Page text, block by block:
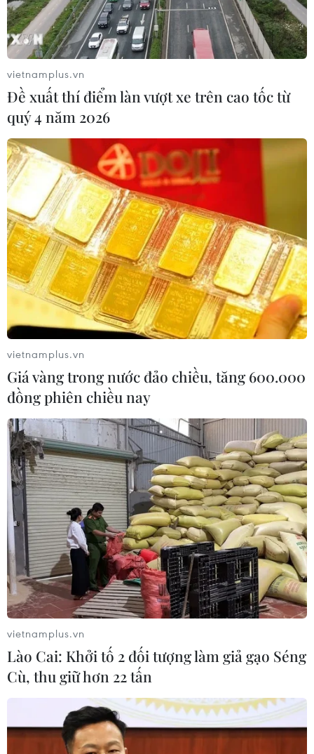
#Gaza #Ngừng bắn Israel
Theo dõi VietnamPlus
XUNG ĐỘT ISRAEL-HAMAS
Xung đột Hamas-Israel: Ai Cập kêu gọi các bên
tuân thủ kế hoạch hòa bình Gaza
Xung đột tại Trung Đông: Israel bác kế hoạch
giải giáp Hamas tại Dải Gaza
Xung đột Israel-Hamas: Ít nhất 300 trẻ em thiệt
mạng trong 300 ngày qua
Xung đột Hamas-Israel: Israel chưa chấp thuận
kế hoạch về Dải Gaza
Israel và Hội đồng Hòa bình thảo luận giải giáp
vũ khí tại Gaza
TIN LIÊN QUAN
vietnamplus.vn
Đề xuất thí điểm làn vượt xe trên cao tốc từ
quý 4 năm 2026
vietnamplus.vn
Giá vàng trong nước đảo chiều, tăng 600.000
đồng phiên chiều nay
vietnamplus.vn
Lào Cai: Khởi tố 2 đối tượng làm giả gạo Séng
Cù, thu giữ hơn 22 tấn